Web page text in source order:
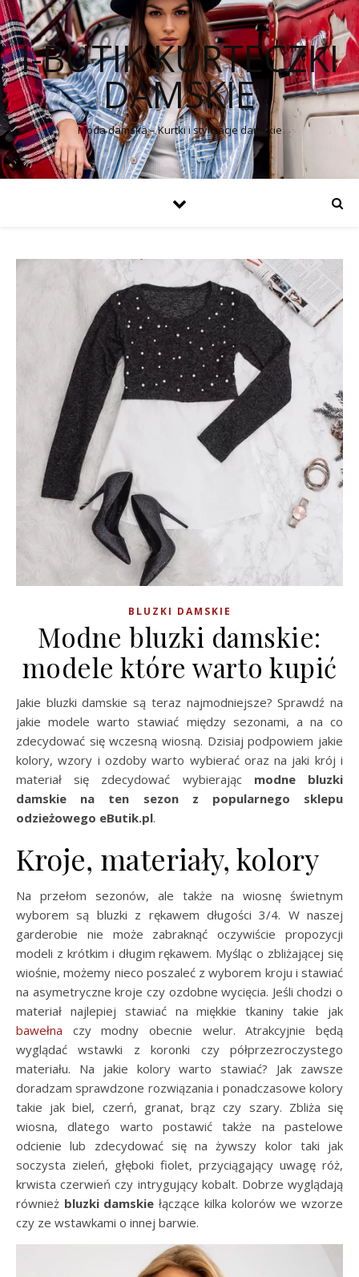
I-BUTIK KURTECZKI
DAMSKIE
Moda damska – Kurtki i stylizacje damskie
BLUZKI DAMSKIE
Modne bluzki damskie:
modele które warto kupić
Jakie bluzki damskie są teraz najmodniejsze? Sprawdź na
jakie modele warto stawiać między sezonami, a na co
zdecydować się wczesną wiosną. Dzisiaj podpowiem jakie
kolory, wzory i ozdoby warto wybierać oraz na jaki krój i
materiał się zdecydować wybierając modne bluzki
damskie na ten sezon z popularnego sklepu
odzieżowego eButik.pl.
Kroje, materiały, kolory
Na przełom sezonów, ale także na wiosnę świetnym
wyborem są bluzki z rękawem długości 3/4. W naszej
garderobie nie może zabraknąć oczywiście propozycji
modeli z krótkim i długim rękawem. Myśląc o zbliżającej się
wiośnie, możemy nieco poszaleć z wyborem kroju i stawiać
na asymetryczne kroje czy ozdobne wycięcia. Jeśli chodzi o
materiał najlepiej stawiać na miękkie tkaniny takie jak
bawełna czy modny obecnie welur. Atrakcyjnie będą
wyglądać wstawki z koronki czy półprzezroczystego
materiału. Na jakie kolory warto stawiać? Jak zawsze
doradzam sprawdzone rozwiązania i ponadczasowe kolory
takie jak biel, czerń, granat, brąz czy szary. Zbliża się
wiosna, dlatego warto postawić także na pastelowe
odcienie lub zdecydować się na żywszy kolor taki jak
soczysta zieleń, głęboki fiolet, przyciągający uwagę róż,
krwista czerwień czy intrygujący kobalt. Dobrze wyglądają
również bluzki damskie łączące kilka kolorów we wzorze
czy ze wstawkami o innej barwie.